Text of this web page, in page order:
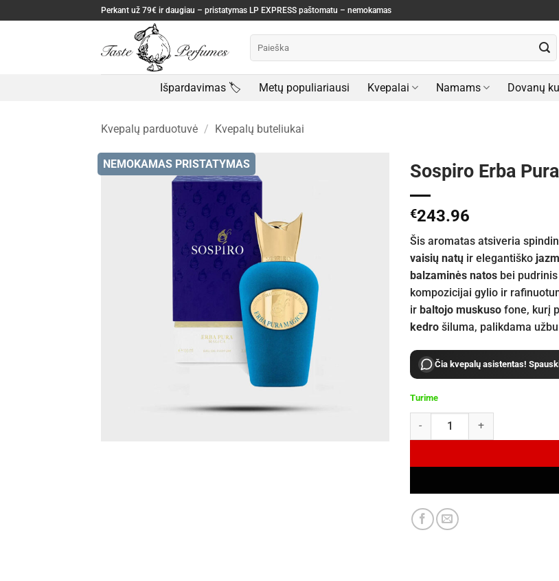
to
Perkant už 79€ ir daugiau – pristatymas LP EXPRESS paštomatu – nemokamas
Išpardavimas 🏷️ Metų populiariausi Kvepalai Namams Dovanų
Kvepalų parduotuvė / Kvepalų buteliukai
NEMOKAMAS PRISTATYMAS Sospiro Erba
€243.96
Šis aromatas atsiveria
vaisių natų ir elegantiško
balzaminės natos bei pudrinis
kompozicijai gylio ir
ir baltojo muskuso fone, kurį
kedro šiluma, palikdama
Čia kvepalų asistentas!
Turime
produkto kiekis: Sospiro Erba